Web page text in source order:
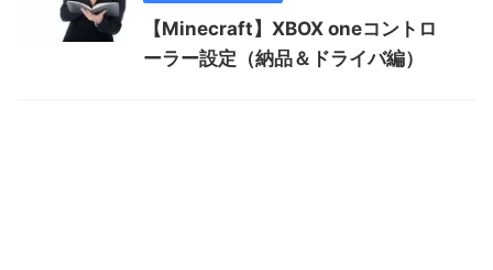
【Minecraft】XBOX oneコントロ
ーラー設定（納品＆ドライバ編）